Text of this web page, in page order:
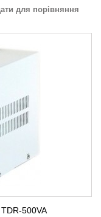
для порівняння
TDR-500VA